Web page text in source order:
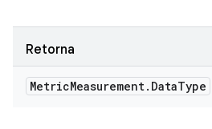
Retorna
MetricMeasurement. DataType